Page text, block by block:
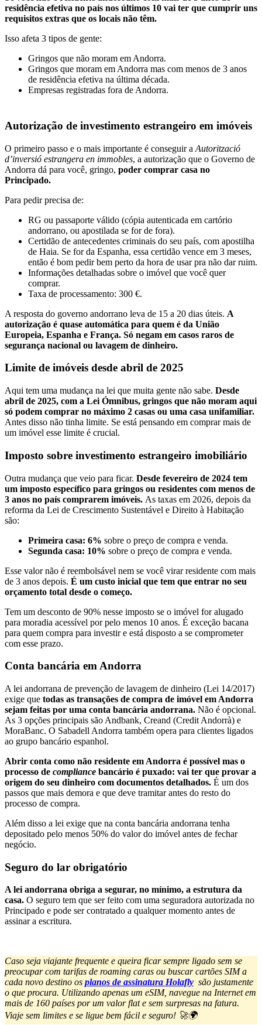
residência efetiva no país nos últimos 10 vai ter que cumprir uns
requisitos extras que os locais não têm.
Isso afeta 3 tipos de gente:
Gringos que não moram em Andorra.
Gringos que moram em Andorra mas com menos de 3 anos
de residência efetiva na última década.
Empresas registradas fora de Andorra.
Autorização de investimento estrangeiro em imóveis
O primeiro passo e o mais importante é conseguir a Autorització
d’inversió estrangera en immobles, a autorização que o Governo de
Andorra dá para você, gringo, poder comprar casa no
Principado.
Para pedir precisa de:
RG ou passaporte válido (cópia autenticada em cartório
andorrano, ou apostilada se for de fora).
Certidão de antecedentes criminais do seu país, com apostilha
de Haia. Se for da Espanha, essa certidão vence em 3 meses,
então é bom pedir bem perto da hora de usar pra não dar ruim.
Informações detalhadas sobre o imóvel que você quer
comprar.
Taxa de processamento: 300 €.
A resposta do governo andorrano leva de 15 a 20 dias úteis. A
autorização é quase automática para quem é da União
Europeia, Espanha e França. Só negam em casos raros de
segurança nacional ou lavagem de dinheiro.
Limite de imóveis desde abril de 2025
Aqui tem uma mudança na lei que muita gente não sabe. Desde
abril de 2025, com a Lei Ómnibus, gringos que não moram aqui
só podem comprar no máximo 2 casas ou uma casa unifamiliar.
Antes disso não tinha limite. Se está pensando em comprar mais de
um imóvel esse limite é crucial.
Imposto sobre investimento estrangeiro imobiliário
Outra mudança que veio para ficar. Desde fevereiro de 2024 tem
um imposto específico para gringos ou residentes com menos de
3 anos no país comprarem imóveis. As taxas em 2026, depois da
reforma da Lei de Crescimento Sustentável e Direito à Habitação
são:
Primeira casa: 6% sobre o preço de compra e venda.
Segunda casa: 10% sobre o preço de compra e venda.
Esse valor não é reembolsável nem se você virar residente com mais
de 3 anos depois. É um custo inicial que tem que entrar no seu
orçamento total desde o começo.
Tem um desconto de 90% nesse imposto se o imóvel for alugado
para moradia acessível por pelo menos 10 anos. É exceção bacana
para quem compra para investir e está disposto a se comprometer
com esse prazo.
Conta bancária em Andorra
A lei andorrana de prevenção de lavagem de dinheiro (Lei 14/2017)
exige que todas as transações de compra de imóvel em Andorra
sejam feitas por uma conta bancária andorrana. Não é opcional.
As 3 opções principais são Andbank, Creand (Credit Andorrà) e
MoraBanc. O Sabadell Andorra também opera para clientes ligados
ao grupo bancário espanhol.
Abrir conta como não residente em Andorra é possível mas o
processo de compliance bancário é puxado: vai ter que provar a
origem do seu dinheiro com documentos detalhados. É um dos
passos que mais demora e que deve tramitar antes do resto do
processo de compra.
Além disso a lei exige que na conta bancária andorrana tenha
depositado pelo menos 50% do valor do imóvel antes de fechar
negócio.
Seguro do lar obrigatório
A lei andorrana obriga a segurar, no mínimo, a estrutura da
casa. O seguro tem que ser feito com uma seguradora autorizada no
Principado e pode ser contratado a qualquer momento antes de
assinar a escritura.
Caso seja viajante frequente e queira ficar sempre ligado sem se
preocupar com tarifas de roaming caras ou buscar cartões SIM a
cada novo destino os planos de assinatura Holafly são justamente
o que procura. Utilizando apenas um eSIM, navegue na Internet em
mais de 160 países por um valor flat e sem surpresas na fatura.
Viaje sem limites e se ligue bem fácil e seguro! 🚀🌍